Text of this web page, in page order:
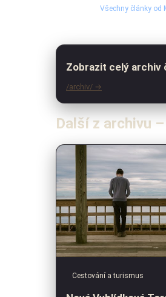
Všechny články od
Zobrazit celý archiv
/archiv/ →
Další z archivu
Cestování a turismus